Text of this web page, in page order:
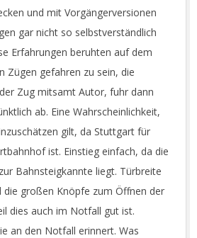
und mit Vorgängerversionen
gar nicht so selbstverständlich
Erfahrungen beruhten auf dem
Zügen gefahren zu sein, die
Zug mitsamt Autor, fuhr dann
ab. Eine Wahrscheinlichkeit,
gilt, da Stuttgart für
ist. Einstieg einfach, da die
Bahnsteigkannte liegt. Türbreite
die großen Knöpfe zum Öffnen der
dies auch im Notfall gut ist.
an den Notfall erinnert. Was